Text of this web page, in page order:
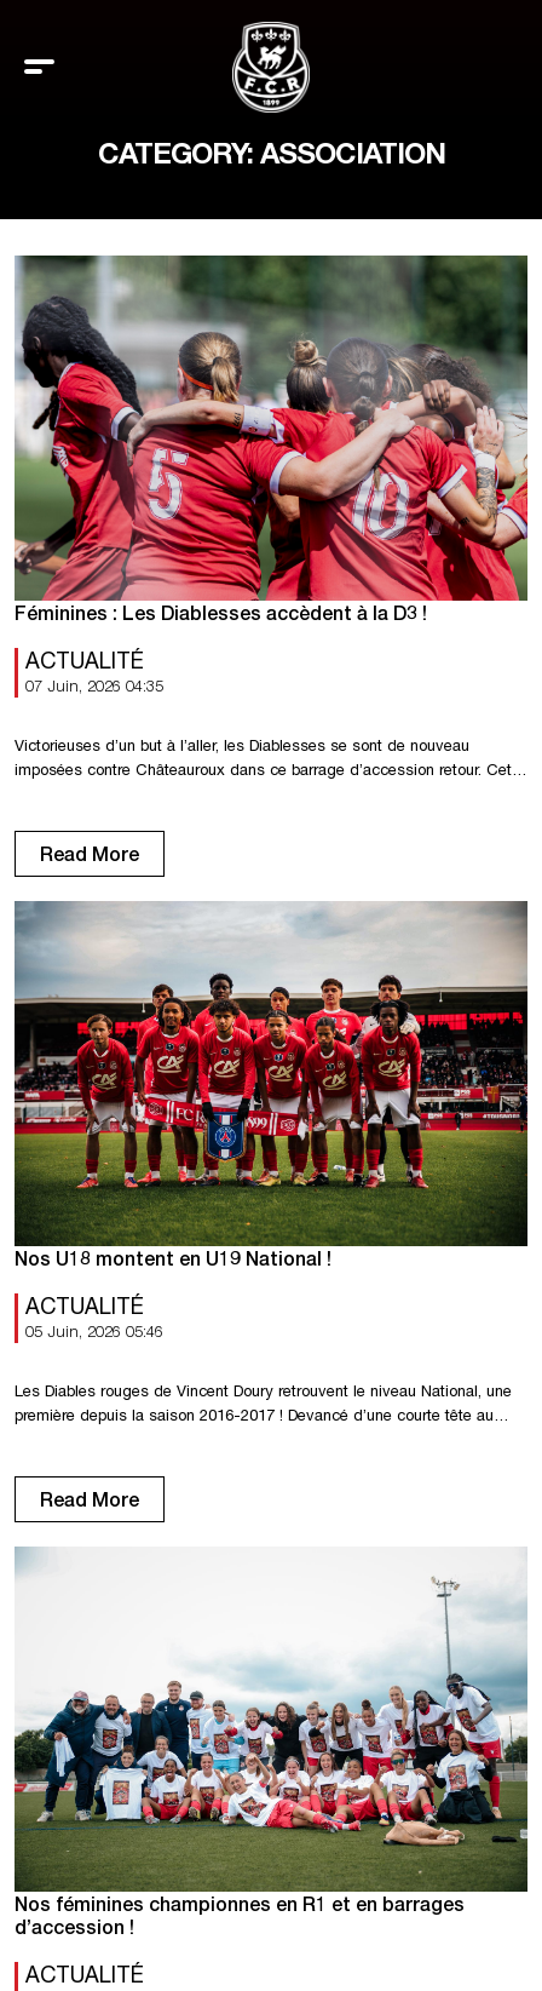
CATEGORY: ASSOCIATION
Féminines : Les Diablesses accèdent à la D3 !
ACTUALITÉ
07 Juin, 2026 04:35
Victorieuses d’un but à l’aller, les Diablesses se sont de nouveau
imposées contre Châteauroux dans ce barrage d’accession retour. Cette
premières opportunités (5′, 7′), les Rouennaises trouvaient la faille par
Peniguel, à […]
Read More
Nos U18 montent en U19 National !
ACTUALITÉ
05 Juin, 2026 05:46
Les Diables rouges de Vincent Doury retrouvent le niveau National, une
première depuis la saison 2016-2017 ! Devancé d’une courte tête au
la Ligue de Football de Normandie à l’issue de la procédure engagée.
Read More
Nos féminines championnes en R1 et en barrages
d’accession !
ACTUALITÉ